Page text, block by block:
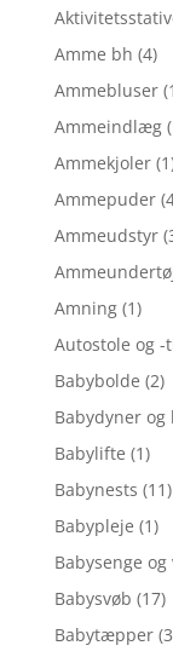
Amme bh (4)
Ammebluser
Ammeindlæg
Ammekjoler
Ammepuder
Ammeudstyr
Amning (1)
Autostole og
Babybolde (2)
Babydyner
Babylifte (1)
Babynests (11)
Babypleje (1)
Babysenge
Babysvøb (17)
Babytæpper